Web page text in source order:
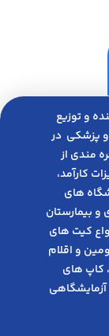
و توزیع
و پزشکی در
ﻣﻨﺪی از
ﮐﺎرآﻣﺪ،
های
و بیمارستان
کیت های
و اقلام
کاپ های